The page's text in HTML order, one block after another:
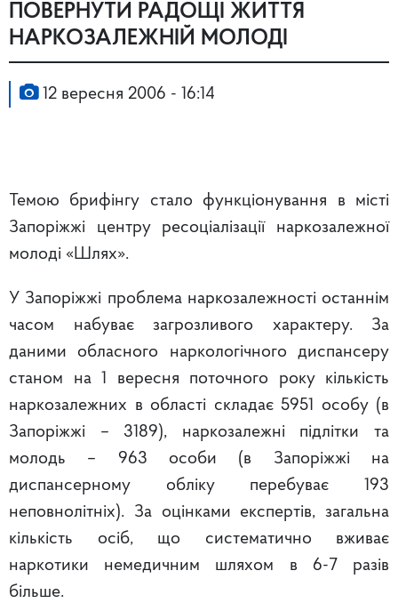
ПОВЕРНУТИ РАДОЩІ ЖИТТЯ
НАРКОЗАЛЕЖНІЙ МОЛОДІ
12 вересня 2006 - 16:14
Темою брифінгу стало функціонування в місті
Запоріжжі центру ресоціалізації наркозалежної
молоді «Шлях».
У Запоріжжі проблема наркозалежності останнім
часом набуває загрозливого характеру. За
даними обласного наркологічного диспансеру
станом на 1 вересня поточного року кількість
наркозалежних в області складає 5951 особу (в
Запоріжжі – 3189), наркозалежні підлітки та
молодь – 963 особи (в Запоріжжі на
диспансерному обліку перебуває 193
неповнолітніх). За оцінками експертів, загальна
кількість осіб, що систематично вживає
наркотики немедичним шляхом в 6-7 разів
більше.